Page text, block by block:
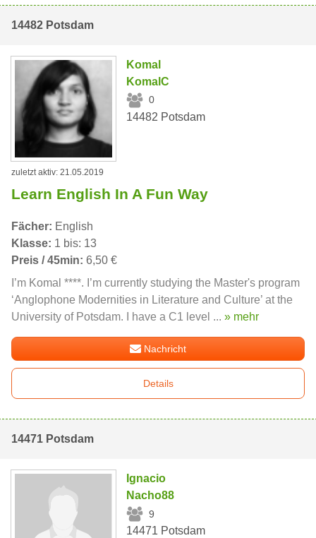
14482 Potsdam
Komal
KomalC
0
14482 Potsdam
zuletzt aktiv: 21.05.2019
Learn English In A Fun Way
Fächer: English
Klasse: 1 bis: 13
Preis / 45min: 6,50 €
I’m Komal ****. I’m currently studying the Master's program
‘Anglophone Modernities in Literature and Culture’ at the
University of Potsdam. I have a C1 level ... » mehr
Nachricht
Details
14471 Potsdam
Ignacio
Nacho88
9
14471 Potsdam